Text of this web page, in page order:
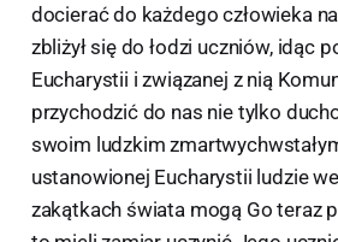
docierać do każdego człowieka
zbliżył się do łodzi uczniów, idąc
Eucharystii i związanej z nią
przychodzić do nas nie tylko
swoim ludzkim
ustanowionej Eucharystii ludzie
zakątkach świata mogą Go teraz